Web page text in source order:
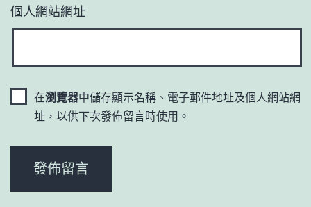
個人網站網址
在瀏覽器中儲存顯示名稱、電子郵件地址及個人網站網
址，以供下次發佈留言時使用。